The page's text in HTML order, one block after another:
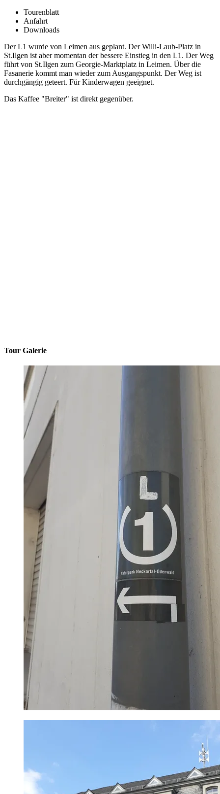
Tourenblatt
Anfahrt
Downloads
Der L1 wurde von Leimen aus geplant. Der Willi-Laub-Platz in
St.Ilgen ist aber momentan der bessere Einstieg in den L1. Der Weg
führt von St.Ilgen zum Georgie-Marktplatz in Leimen. Über die
Fasanerie kommt man wieder zum Ausgangspunkt. Der Weg ist
durchgängig geteert. Für Kinderwagen geeignet.
Das Kaffee "Breiter" ist direkt gegenüber.
Tour Galerie